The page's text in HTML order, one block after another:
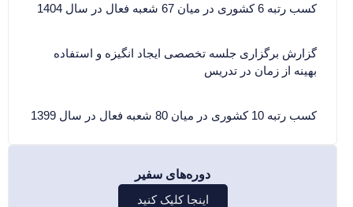
کسب رتبه 6 کشوری در میان 67 شعبه فعال در سال 1404
گزارش برگزاری جلسه تخصصی ایجاد انگیزه و استفاده
بهینه از زمان در تدریس
کسب رتبه 10 کشوری در میان 80 شعبه فعال در سال 1399
دوره‌های سفیر
اینجا کلیک کنید